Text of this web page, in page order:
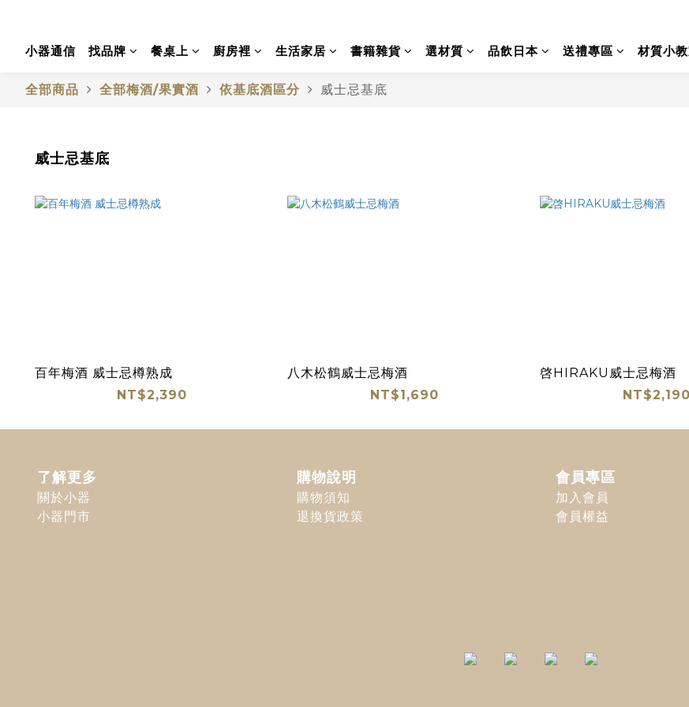
小器通信 找品牌 餐桌上 廚房裡 生活家居 書籍雜貨 選材質 品飲日本 送禮專區 材質小
全部商品 全部梅酒/果實酒 依基底酒區分 威士忌基底
威士忌基底
百年梅酒 威士忌樽熟成
NT$2,390
八木松鶴威士忌梅酒
NT$1,690
啓HIRAKU威士忌梅酒
NT$2,190
了解更多
關於小器
小器門市
購物說明
購物須知
退換貨政策
會員專區
加入會員
會員權益